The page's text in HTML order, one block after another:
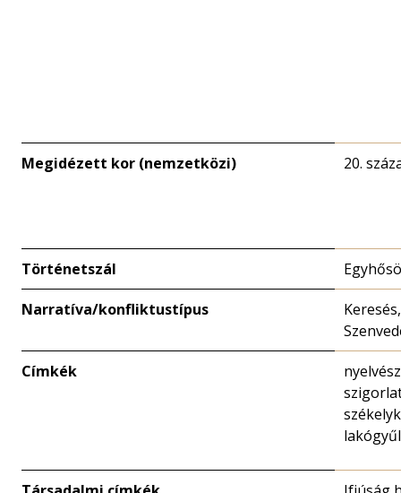
Megidézett kor (nemzetközi) 20.
Történetszál
Narratíva/konfliktustípus
Keresés,
Címkék